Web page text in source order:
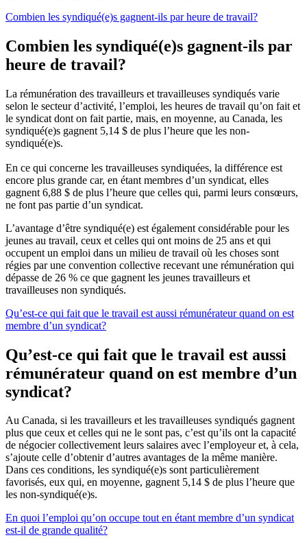
Combien les syndiqué(e)s gagnent-ils par heure de travail?
Combien les syndiqué(e)s gagnent-ils par
heure de travail?
La rémunération des travailleurs et travailleuses syndiqués varie
selon le secteur d’activité, l’emploi, les heures de travail qu’on fait et
le syndicat dont on fait partie, mais, en moyenne, au Canada, les
syndiqué(e)s gagnent 5,14 $ de plus l’heure que les non-
syndiqué(e)s.
En ce qui concerne les travailleuses syndiquées, la différence est
encore plus grande car, en étant membres d’un syndicat, elles
gagnent 6,88 $ de plus l’heure que celles qui, parmi leurs consœurs,
ne font pas partie d’un syndicat.
L’avantage d’être syndiqué(e) est également considérable pour les
jeunes au travail, ceux et celles qui ont moins de 25 ans et qui
occupent un emploi dans un milieu de travail où les choses sont
régies par une convention collective recevant une rémunération qui
dépasse de 26 % ce que gagnent les jeunes travailleurs et
travailleuses non syndiqués.
Qu’est-ce qui fait que le travail est aussi rémunérateur quand on est
membre d’un syndicat?
Qu’est-ce qui fait que le travail est aussi
rémunérateur quand on est membre d’un
syndicat?
Au Canada, si les travailleurs et les travailleuses syndiqués gagnent
plus que ceux et celles qui ne le sont pas, c’est qu’ils ont la capacité
de négocier collectivement leurs salaires avec l’employeur et, à cela,
s’ajoute celle d’obtenir d’autres avantages de la même manière.
Dans ces conditions, les syndiqué(e)s sont particulièrement
favorisés, eux qui, en moyenne, gagnent 5,14 $ de plus l’heure que
les non-syndiqué(e)s.
En quoi l’emploi qu’on occupe tout en étant membre d’un syndicat
est-il de grande qualité?